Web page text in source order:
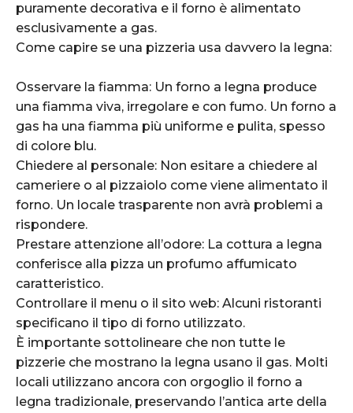
puramente decorativa e il forno è alimentato
esclusivamente a gas.
Come capire se una pizzeria usa davvero la legna:
Osservare la fiamma: Un forno a legna produce
una fiamma viva, irregolare e con fumo. Un forno a
gas ha una fiamma più uniforme e pulita, spesso
di colore blu.
Chiedere al personale: Non esitare a chiedere al
cameriere o al pizzaiolo come viene alimentato il
forno. Un locale trasparente non avrà problemi a
rispondere.
Prestare attenzione all’odore: La cottura a legna
conferisce alla pizza un profumo affumicato
caratteristico.
Controllare il menu o il sito web: Alcuni ristoranti
specificano il tipo di forno utilizzato.
È importante sottolineare che non tutte le
pizzerie che mostrano la legna usano il gas. Molti
locali utilizzano ancora con orgoglio il forno a
legna tradizionale, preservando l’antica arte della